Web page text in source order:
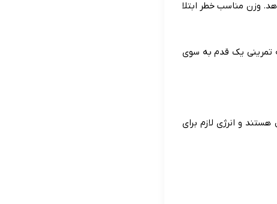
وزن مناسب خطر ابتلا
یک قدم به سوی
و انرژی لازم برای